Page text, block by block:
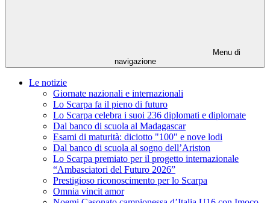
Menu di
navigazione
Le notizie
Giornate nazionali e internazionali
Lo Scarpa fa il pieno di futuro
Lo Scarpa celebra i suoi 236 diplomati e diplomate
Dal banco di scuola al Madagascar
Esami di maturità: diciotto "100" e nove lodi
Dal banco di scuola al sogno dell’Ariston
Lo Scarpa premiato per il progetto internazionale
“Ambasciatori del Futuro 2026”
Prestigioso riconoscimento per lo Scarpa
Omnia vincit amor